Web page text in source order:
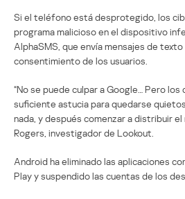
Si el teléfono está desprotegido, los
programa malicioso en el dispositivo
AlphaSMS, que envía mensajes de
consentimiento de los usuarios.
“No se puede culpar a Google… Pero
suficiente astucia para quedarse
nada, y después comenzar a distribuir el
Rogers, investigador de Lookout.
Android ha eliminado las aplicaciones
Play y suspendido las cuentas de los